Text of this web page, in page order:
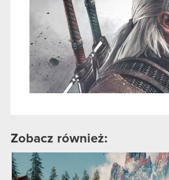
Zobacz również: